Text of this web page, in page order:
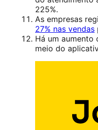
225%.
As empresas
27% nas vendas
Há um aumento
meio do